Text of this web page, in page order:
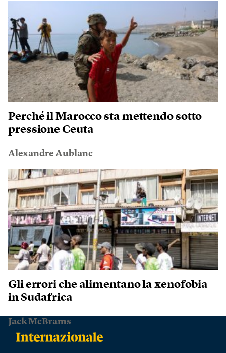
Perché il Marocco sta mettendo sotto
pressione Ceuta
Alexandre Aublanc
Gli errori che alimentano la xenofobia
in Sudafrica
Jack McBrams